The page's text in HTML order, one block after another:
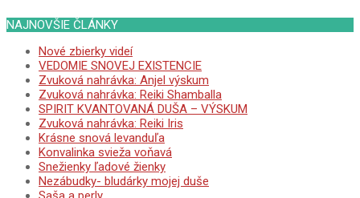
NAJNOVŠIE ČLÁNKY
Nové zbierky videí
VEDOMIE SNOVEJ EXISTENCIE
Zvuková nahrávka: Anjel výskum
Zvuková nahrávka: Reiki Shamballa
SPIRIT KVANTOVANÁ DUŠA – VÝSKUM
Zvuková nahrávka: Reiki Iris
Krásne snová levanduľa
Konvalinka svieža voňavá
Snežienky ľadové žienky
Nezábudky- bludárky mojej duše